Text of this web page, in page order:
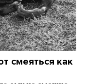
смеяться как